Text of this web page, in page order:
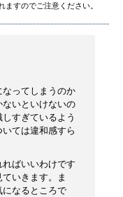
すのでご注意ください。
ってしまうのか
ないといけないの
すぎているよう
ては違和感すら
ばいいわけです
いきます。ま
になるところで